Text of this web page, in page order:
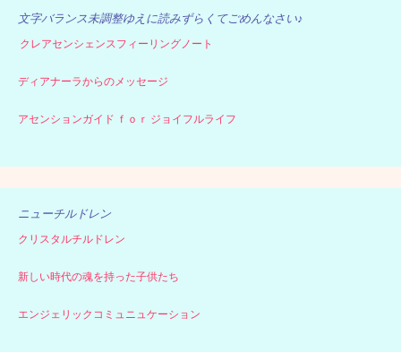
文字バランス未調整ゆえに読みずらくてごめんなさい♪
クレアセンシェンスフィーリングノート
ディアナーラからのメッセージ
アセンションガイド ｆｏｒ ジョイフルライフ
ニューチルドレン
クリスタルチルドレン
新しい時代の魂を持った子供たち
エンジェリックコミュニュケーション